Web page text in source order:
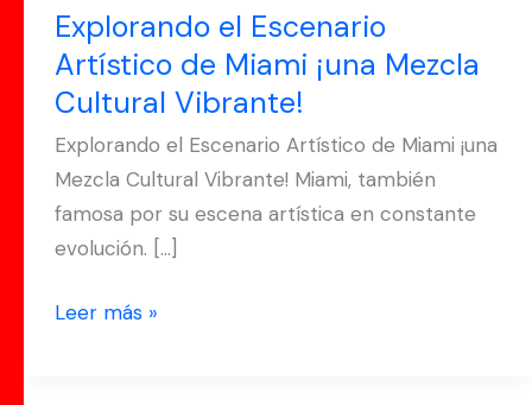
Explorando el Escenario
Artístico de Miami ¡una Mezcla
Cultural Vibrante!
Explorando el Escenario Artístico de Miami ¡una
Mezcla Cultural Vibrante! Miami, también
famosa por su escena artística en constante
evolución. […]
Cultural
Vibrante!
Leer más »